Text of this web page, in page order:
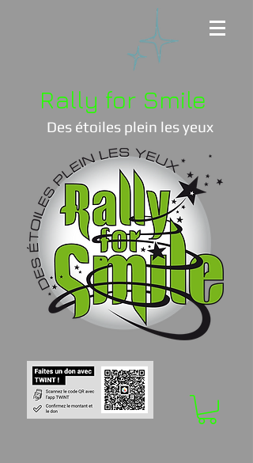
Rally for Smile
Des étoiles plein les yeux